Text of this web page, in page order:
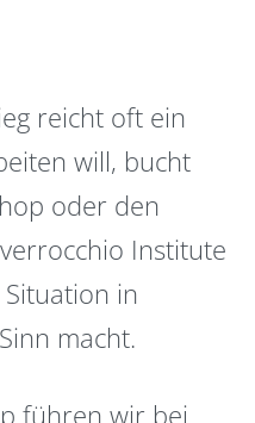
reicht oft ein
will, bucht
oder den
Institute
in
macht.
führen wir bei